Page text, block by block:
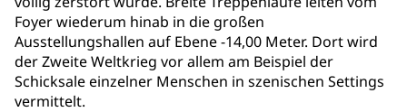
Foyer wiederum hinab in die großen
Ausstellungshallen auf Ebene -14,00 Meter. Dort wird
der Zweite Weltkrieg vor allem am Beispiel der
Schicksale einzelner Menschen in szenischen Settings
vermittelt.